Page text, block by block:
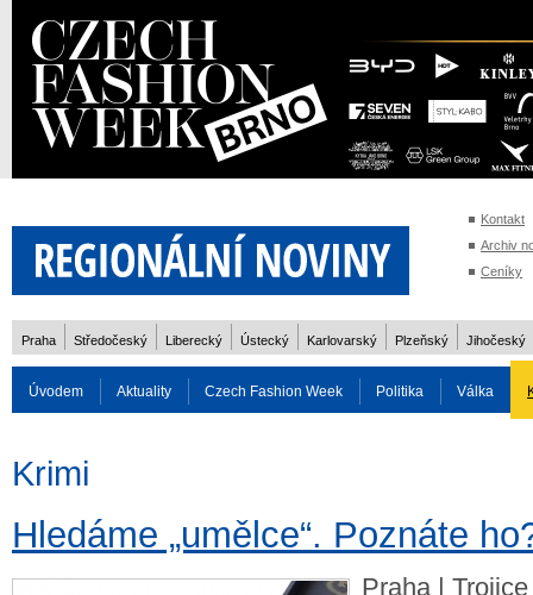
Kontakt
Archiv
Ceníky
Praha Středočeský Liberecký Ústecký Karlovarský Plzeňský Jihočeský
Úvodem Aktuality Czech Fashion Week Politika Válka
Rozhovory
Krimi
Hledáme „umělce“. Poznáte
Praha |